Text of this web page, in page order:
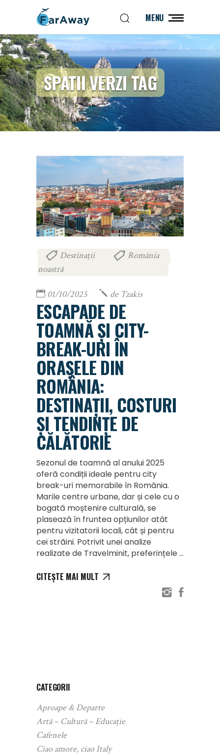
MENU
SPATII VERZI TAG
Destinații
România
noastră
01/10/2025 de Tzakis
ESCAPADE DE
TOAMNĂ ȘI CITY-
BREAK-URI ÎN
ORAȘELE DIN
ROMÂNIA:
DESTINAȚII, COSTURI
ȘI TENDINȚE DE
CĂLĂTORIE
Sezonul de toamnă al anului 2025
oferă condiții ideale pentru city
break-uri memorabile în România.
Marile centre urbane, dar și cele cu o
bogată moștenire culturală, se
plasează în fruntea opțiunilor atât
pentru vizitatorii locali, cât și pentru
cei străini. Potrivit unei analize
realizate de Travelminit, preferințele
CITEȘTE MAI MULT
CATEGORII
Aproape & Departe
Artă – Cultură – Educație
Cafenele
Ciao amore, ciao Italy